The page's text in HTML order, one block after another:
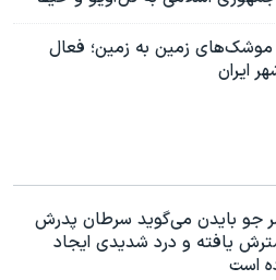
زمین به زمین؛ فعال
ایران
جو بایدن می‌گوید سرطان پدرش
یافته و درد شدیدی ایجاد
است